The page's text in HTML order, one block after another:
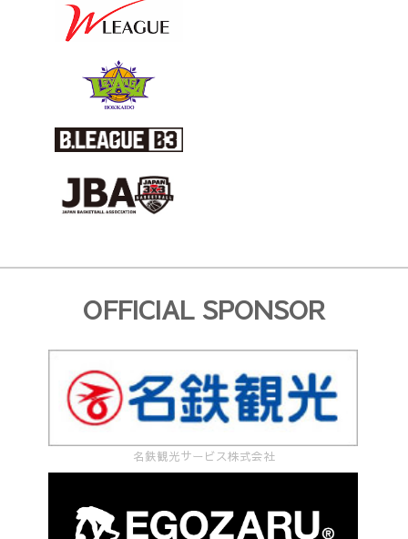
OFFICIAL SPONSOR
名鉄観光サービス株式会社